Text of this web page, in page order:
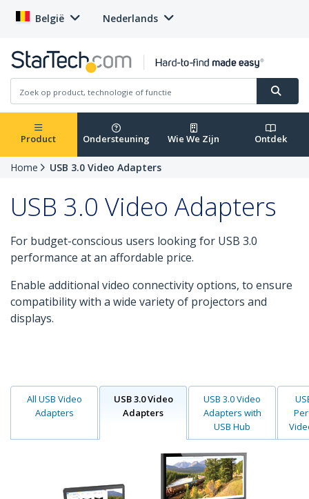
België Nederlands
Product Ondersteuning Wie We Zijn Ontdek
Home USB 3.0 Video Adapters
USB 3.0 Video Adapters
For budget-conscious users looking for USB 3.0
performance at an affordable price.
Enable additional video connectivity options, to ensure
compatibility with a wide variety of projectors and
displays.
All USB Video
Adapters
USB 3.0 Video
Adapters
USB 3.0 Video
Adapters with
USB Hub